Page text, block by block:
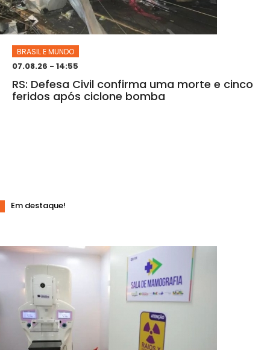
BRASIL E MUNDO
07.08.26 - 14:55
RS: Defesa Civil confirma uma morte e cinco
feridos após ciclone bomba
Em destaque!